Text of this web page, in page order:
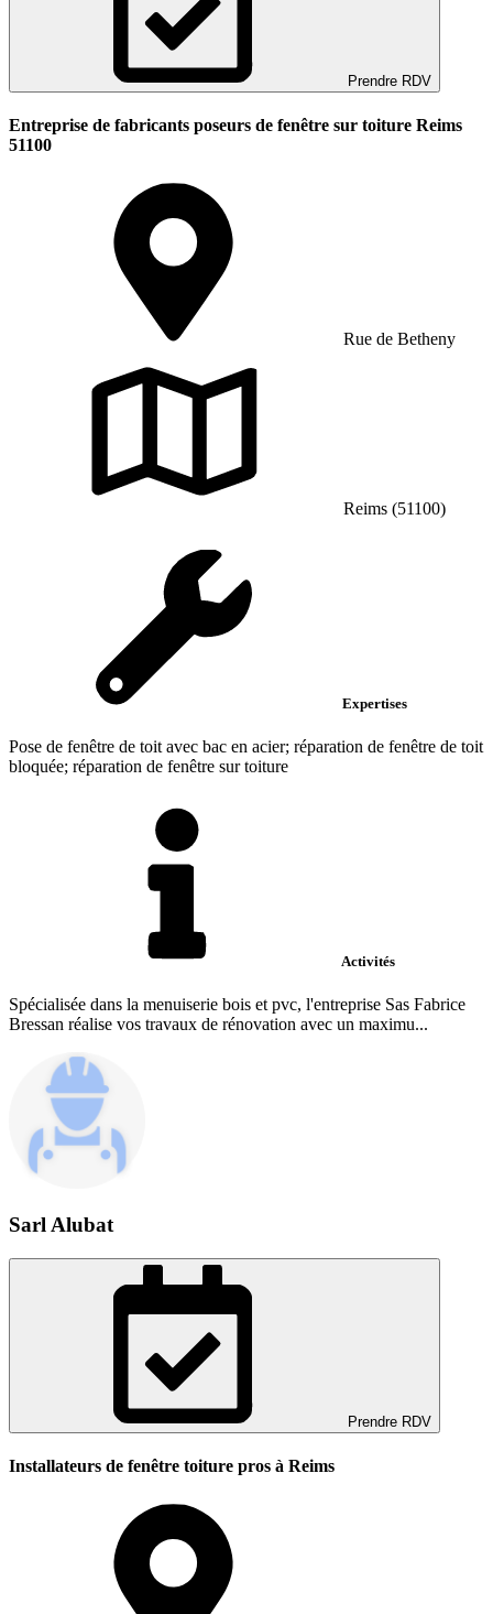
Prendre RDV
Entreprise de fabricants poseurs de fenêtre sur toiture Reims
51100
Rue de Betheny
Reims (51100)
Expertises
Pose de fenêtre de toit avec bac en acier; réparation de fenêtre de toit
bloquée; réparation de fenêtre sur toiture
Activités
Spécialisée dans la menuiserie bois et pvc, l'entreprise Sas Fabrice
Bressan réalise vos travaux de rénovation avec un maximu...
Sarl Alubat
Prendre RDV
Installateurs de fenêtre toiture pros à Reims